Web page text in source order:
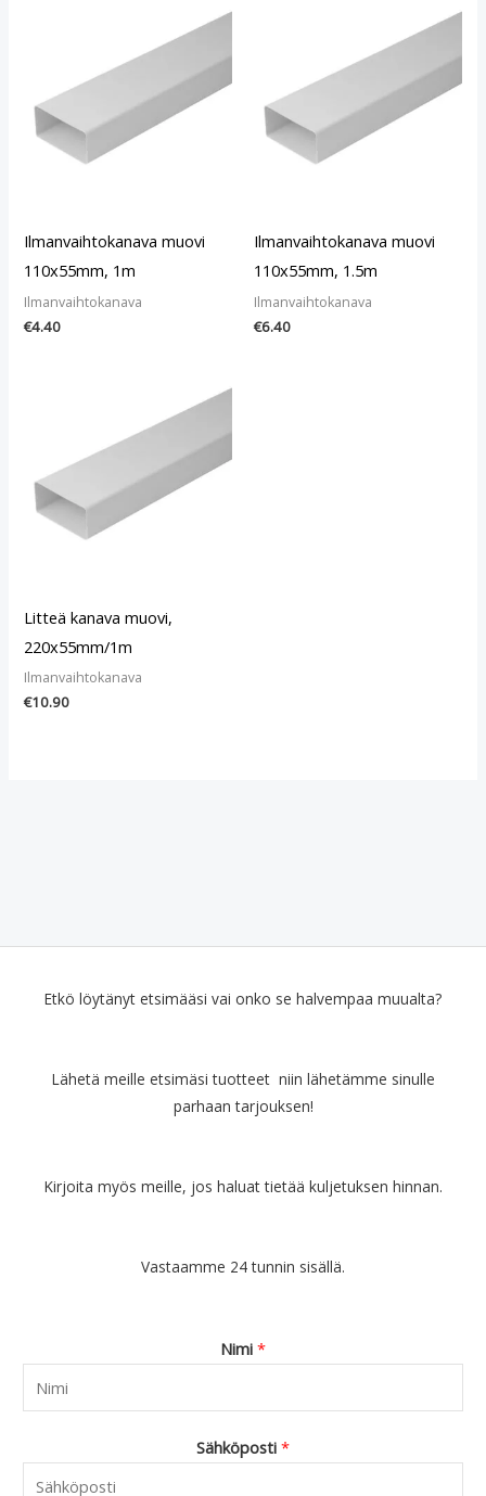
Ilmanvaihtokanava muovi
110x55mm, 1m
Ilmanvaihtokanava
€4.40
Ilmanvaihtokanava muovi
110x55mm, 1.5m
Ilmanvaihtokanava
€6.40
Litteä kanava muovi,
220x55mm/1m
Ilmanvaihtokanava
€10.90
Etkö löytänyt etsimääsi vai onko se halvempaa muualta?
Lähetä meille etsimäsi tuotteet niin lähetämme sinulle
parhaan tarjouksen!
Kirjoita myös meille, jos haluat tietää kuljetuksen hinnan.
Vastaamme 24 tunnin sisällä.
Nimi *
Sähköposti *